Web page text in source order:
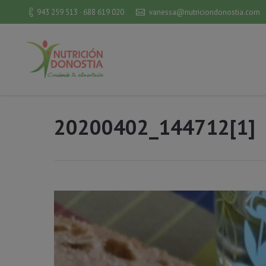
943 259 513 · 688 619 020 vanessa@nutriciondonostia.com
20200402_144712[1]